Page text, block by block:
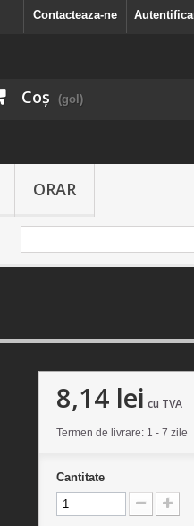
Contacteaza-ne
Coş (gol)
ORAR
8,14 lei cu TVA
Termen de livrare: 1 - 7 zile
Cantitate